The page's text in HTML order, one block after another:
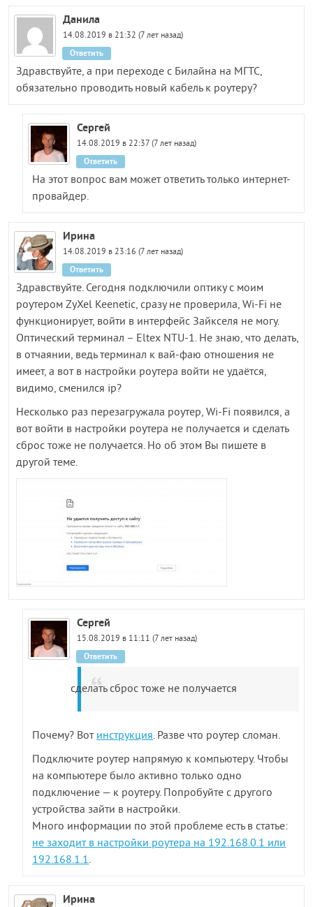
Данила
14.08.2019 в 21:32 (7 лет назад)
Здравствуйте, а при переходе с Билайна на МГТС,
обязательно проводить новый кабель к роутеру?
Ответить
Сергей
14.08.2019 в 22:37 (7 лет назад)
На этот вопрос вам может ответить только интернет-
провайдер.
Ответить
Ирина
14.08.2019 в 23:16 (7 лет назад)
Здравствуйте. Сегодня подключили оптику с моим
роутером ZyXel Keenetic, сразу не проверила, Wi-Fi не
функционирует, войти в интерфейс Зайкселя не могу.
Оптический терминал – Eltex NTU-1. Не знаю, что делать,
в отчаянии, ведь терминал к вай-фаю отношения не
имеет, а вот в настройки роутера войти не удаётся,
видимо, сменился ip?
Несколько раз перезагружала роутер, Wi-Fi появился, а
вот войти в настройки роутера не получается и сделать
сброс тоже не получается. Но об этом Вы пишете в
другой теме.
Ответить
Сергей
15.08.2019 в 11:11 (7 лет назад)
сделать сброс тоже не получается
Почему? Вот инструкция. Разве что роутер сломан.
Подключите роутер напрямую к компьютеру. Чтобы
на компьютере было активно только одно
подключение — к роутеру. Попробуйте с другого
устройства зайти в настройки.
Много информации по этой проблеме есть в статье:
не заходит в настройки роутера на 192.168.0.1 или
192.168.1.1.
Ответить
Ирина